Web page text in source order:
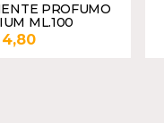
PROFUMO
ML.100